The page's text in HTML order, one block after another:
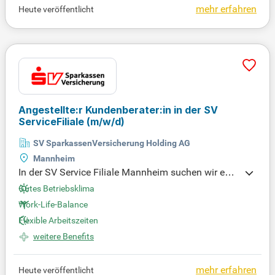
mehr erfahren
Heute veröffentlicht
Angestellte:r Kundenberater:in in der SV
ServiceFiliale (m/w/d)
SV SparkassenVersicherung Holding AG
Mannheim
In der SV Service Filiale Mannheim suchen wir eng
agierte Kundenberater:innen (m/w/d). Gestalten Si
e gemeinsam mit uns die Zukunft der Versicherung
en – digital und flexibel! Telefonisch, per Video ode
r im Chat bieten Sie individuelle Beratung und sich
ern somit die Zukunft unserer Kund:innen. Ihr Beitr
Gutes Betriebsklima
Work-Life-Balance
Flexible Arbeitszeiten
weitere Benefits
mehr erfahren
Heute veröffentlicht